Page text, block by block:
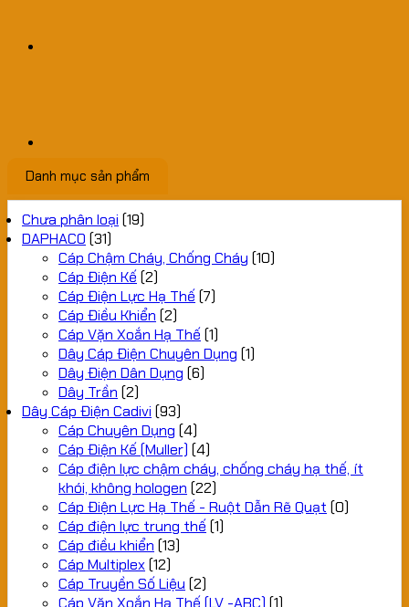
Danh mục sản phẩm
Chưa phân loại (19)
DAPHACO (31)
Cáp Chậm Cháy, Chống Cháy (10)
Cáp Điện Kế (2)
Cáp Điện Lực Hạ Thế (7)
Cáp Điều Khiển (2)
Cáp Vặn Xoắn Hạ Thế (1)
Dây Cáp Điện Chuyên Dụng (1)
Dây Điện Dân Dụng (6)
Dây Trần (2)
Dây Cáp Điện Cadivi (93)
Cáp Chuyên Dụng (4)
Cáp Điện Kế (Muller) (4)
Cáp điện lực chậm cháy, chống cháy hạ thế, ít
khói, không hologen (22)
Cáp Điện Lực Hạ Thế - Ruột Dẫn Rẽ Quạt (0)
Cáp điện lực trung thế (1)
Cáp điều khiển (13)
Cáp Multiplex(12)
Cáp Truyền Số Liệu (2)
Cáp Vặn Xoắn Hạ Thế (LV -ABC) (1)